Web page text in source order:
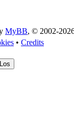
MyBB, © 2002-
• Credits